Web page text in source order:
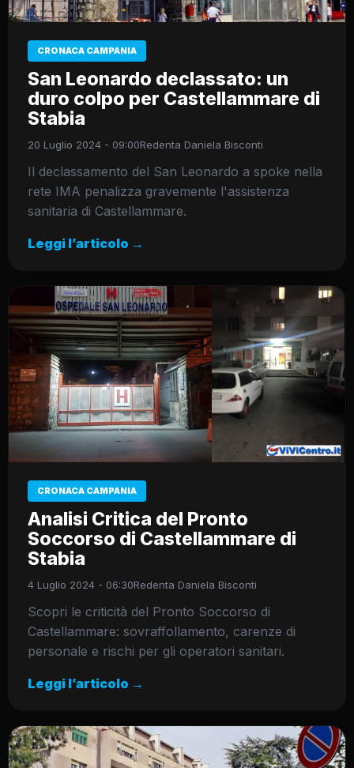
CRONACA CAMPANIA
San Leonardo declassato: un
duro colpo per Castellammare di
Stabia
20 Luglio 2024 - 09:00Redenta Daniela Bisconti
Il declassamento del San Leonardo a spoke nella
rete IMA penalizza gravemente l'assistenza
sanitaria di Castellammare.
Leggi l’articolo →
CRONACA CAMPANIA
Analisi Critica del Pronto
Soccorso di Castellammare di
Stabia
4 Luglio 2024 - 06:30Redenta Daniela Bisconti
Scopri le criticità del Pronto Soccorso di
Castellammare: sovraffollamento, carenze di
personale e rischi per gli operatori sanitari.
Leggi l’articolo →